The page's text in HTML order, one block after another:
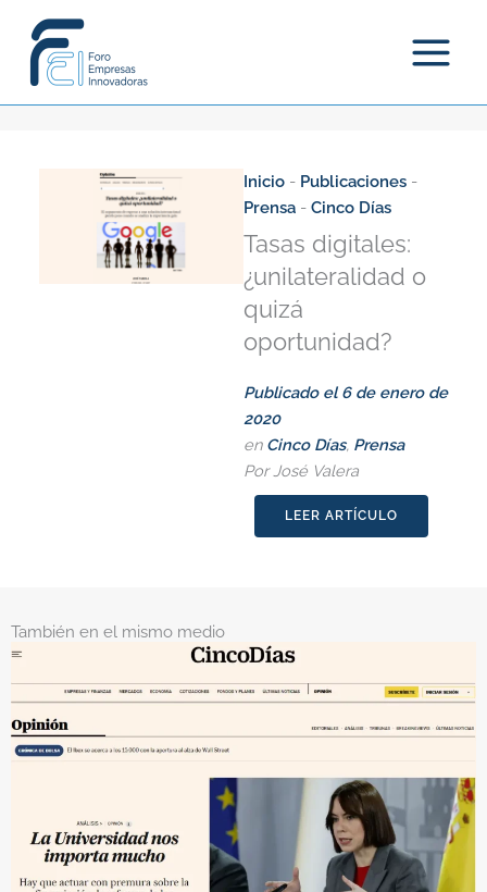
contenido
Inicio - Publicaciones -
Prensa - Cinco Días
Tasas digitales:
¿unilateralidad o
quizá
oportunidad?
Publicado el 6 de enero de
2020
en Cinco Días, Prensa
Por José Valera
LEER ARTÍCULO
También en el mismo medio